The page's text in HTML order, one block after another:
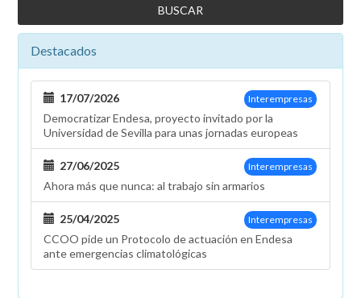
Destacados
Interempresas
17/07/2026
Democratizar Endesa, proyecto invitado por la
Universidad de Sevilla para unas jornadas europeas
Interempresas
27/06/2025
Ahora más que nunca: al trabajo sin armarios
Interempresas
25/04/2025
CCOO pide un Protocolo de actuación en Endesa
ante emergencias climatológicas